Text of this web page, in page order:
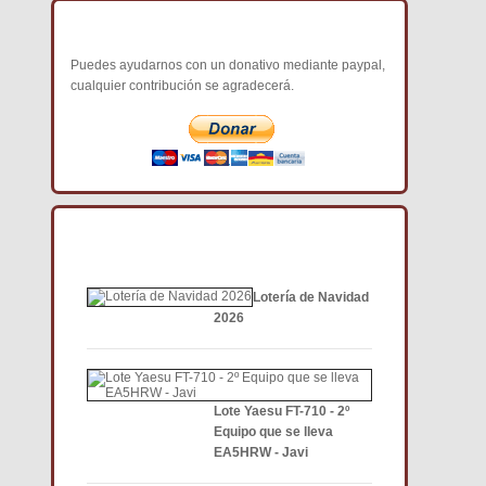
Puedes ayudarnos con un donativo mediante paypal,
cualquier contribución se agradecerá.
Lotería de Navidad
2026
Lote Yaesu FT-710 - 2º
Equipo que se lleva
EA5HRW - Javi